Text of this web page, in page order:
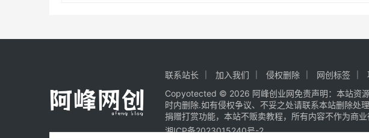
联系站长 加入我们 侵权删除 网创标签
Copyotected © 2026 阿峰创业网免责声明：本站资
时内删除.如有侵权争议、不妥之处请联系本站删除处
捐赠打赏功能，本站不贩卖教程，所有内容不作为商业
湘ICP备2023015240号-2